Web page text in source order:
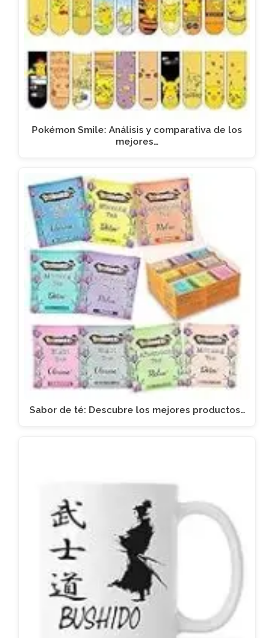
Pokémon Smile: Análisis y comparativa de los
mejores…
Sabor de té: Descubre los mejores productos…